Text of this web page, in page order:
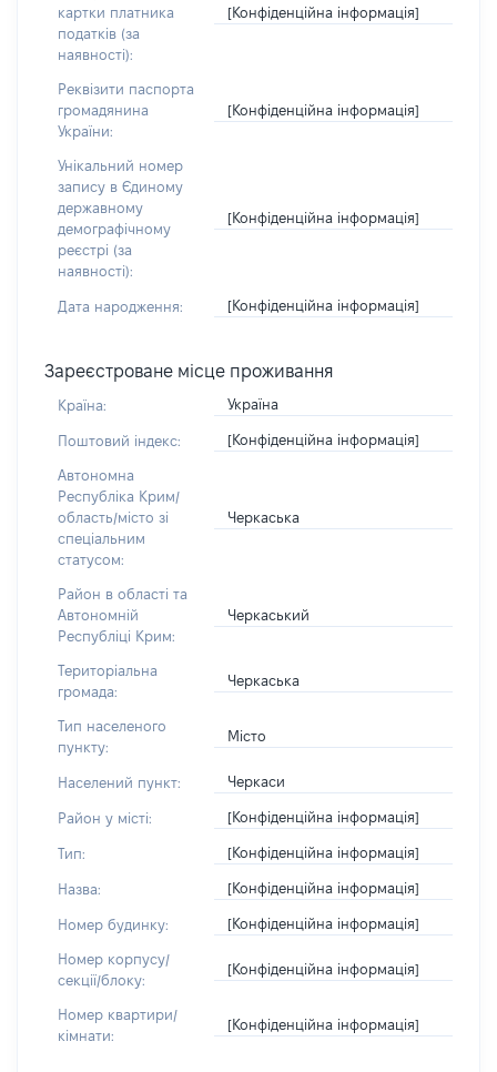
картки платника
податків (за
наявності):
[Конфіденційна інформація]
Реквізити паспорта
громадянина
України:
[Конфіденційна інформація]
Унікальний номер
запису в Єдиному
державному
демографічному
реєстрі (за
наявності):
[Конфіденційна інформація]
Дата народження: [Конфіденційна інформація]
Зареєстроване місце проживання
Країна: Україна
Поштовий індекс: [Конфіденційна інформація]
Автономна
Республіка Крим/
область/місто зі
спеціальним
статусом:
Черкаська
Район в області та
Автономній
Республіці Крим:
Черкаський
Територіальна
громада:
Черкаська
Тип населеного
пункту:
Місто
Населений пункт: Черкаси
Район у місті: [Конфіденційна інформація]
Тип: [Конфіденційна інформація]
Назва: [Конфіденційна інформація]
Номер будинку: [Конфіденційна інформація]
Номер корпусу/
секції/блоку:
[Конфіденційна інформація]
Номер квартири/
кімнати:
[Конфіденційна інформація]